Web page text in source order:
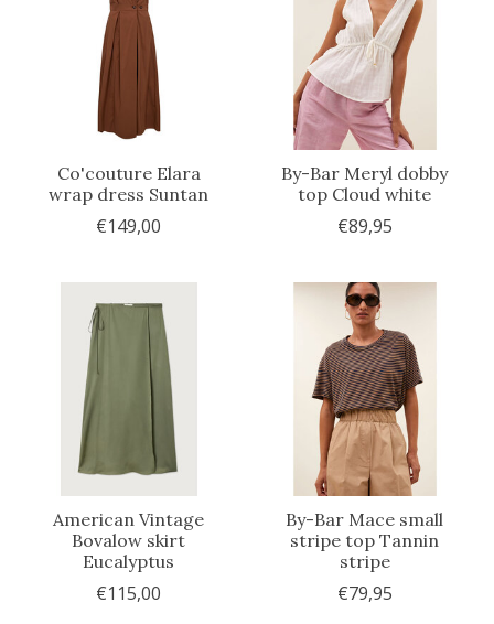
Co'couture Elara
wrap dress Suntan
€149,00
By-Bar Meryl dobby
top Cloud white
€89,95
American Vintage
Bovalow skirt
Eucalyptus
€115,00
By-Bar Mace small
stripe top Tannin
stripe
€79,95